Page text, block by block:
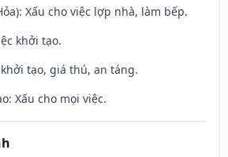
Xấu cho việc lợp nhà, làm bếp.
khởi tạo.
khởi tạo, giá thú, an táng.
Xấu cho mọi việc.